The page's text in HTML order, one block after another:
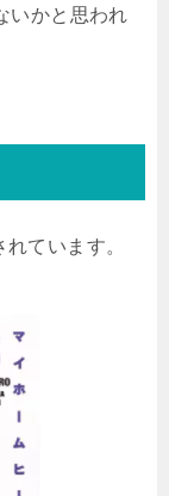
いかと思われ
ています。